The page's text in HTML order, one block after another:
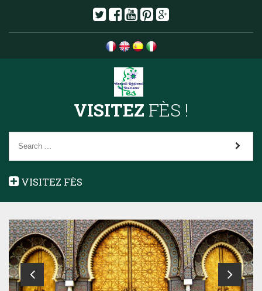
VISITEZ FÈS !
VISITEZ FÈS